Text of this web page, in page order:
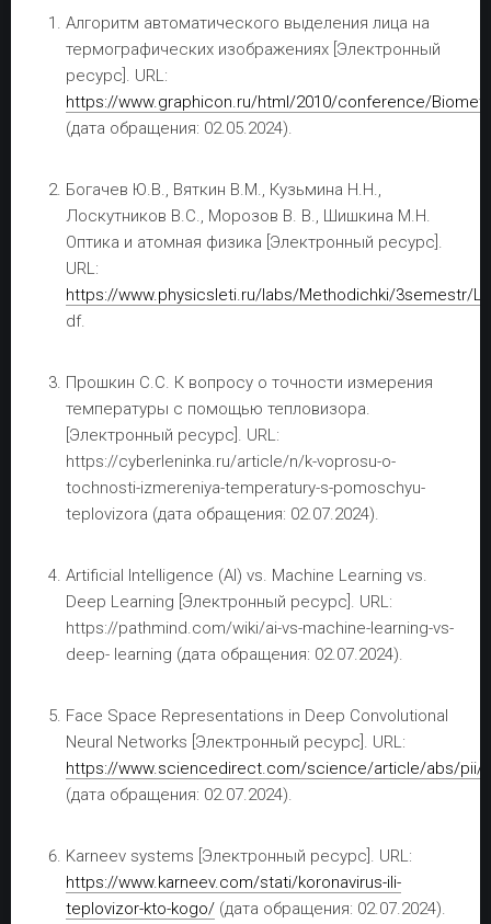
Алгоритм автоматического выделения лица на
термографических изображениях [Электронный
ресурс]. URL:
https://www.graphicon.ru/html/2010/conference/
(дата обращения: 02.05.2024).
Богачев Ю.В., Вяткин В.М., Кузьмина Н.Н.,
Лоскутников В.С., Морозов В. В., Шишкина М.Н.
Оптика и атомная физика [Электронный ресурс].
URL:
https://www.physicsleti.ru/labs/Methodichki/3semestr/
df.
Прошкин С.С. К вопросу о точности измерения
температуры с помощью тепловизора.
[Электронный ресурс]. URL:
https://cyberleninka.ru/article/n/k-voprosu-o-
tochnosti-izmereniya-temperatury-s-pomoschyu-
teplovizora (дата обращения: 02.07.2024).
Artificial Intelligence (AI) vs. Machine Learning vs.
Deep Learning [Электронный ресурс]. URL:
https://pathmind.com/wiki/ai-vs-machine-learning-vs-
deep- learning (дата обращения: 02.07.2024).
Face Space Representations in Deep Convolutional
Neural Networks [Электронный ресурс]. URL:
https://www.sciencedirect.com/science/article/abs/pii/
(дата обращения: 02.07.2024).
Karneev systems [Электронный ресурс]. URL:
https://www.karneev.com/stati/koronavirus-ili-
teplovizor-kto-kogo/ (дата обращения: 02.07.2024).